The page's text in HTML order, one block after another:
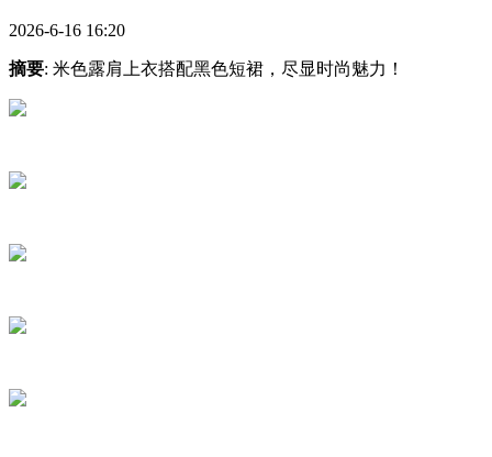
2026-6-16 16:20
摘要: 米色露肩上衣搭配黑色短裙，尽显时尚魅力！